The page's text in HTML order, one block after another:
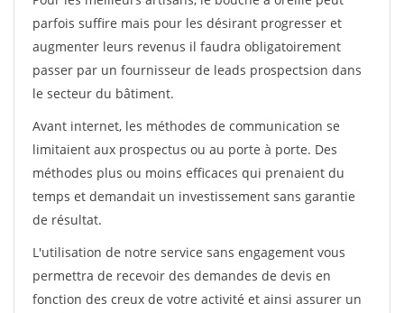
parfois suffire mais pour les désirant progresser et
augmenter leurs revenus il faudra obligatoirement
passer par un fournisseur de leads prospectsion dans
le secteur du bâtiment.
Avant internet, les méthodes de communication se
limitaient aux prospectus ou au porte à porte. Des
méthodes plus ou moins efficaces qui prenaient du
temps et demandait un investissement sans garantie
de résultat.
L'utilisation de notre service sans engagement vous
permettra de recevoir des demandes de devis en
fonction des creux de votre activité et ainsi assurer un